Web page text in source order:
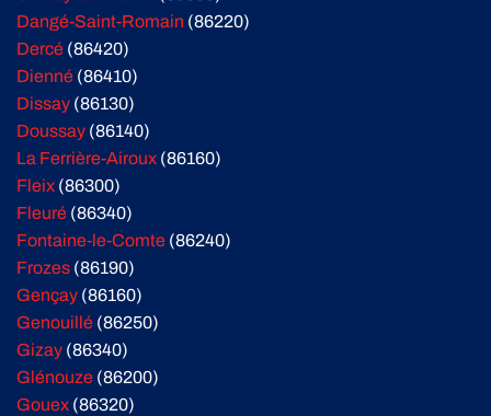
Dangé-Saint-Romain (86220)
Dercé (86420)
Dienné (86410)
Dissay (86130)
Doussay (86140)
La Ferrière-Airoux (86160)
Fleix (86300)
Fleuré (86340)
Fontaine-le-Comte (86240)
Frozes (86190)
Gençay (86160)
Genouillé (86250)
Gizay (86340)
Glénouze (86200)
Gouex (86320)